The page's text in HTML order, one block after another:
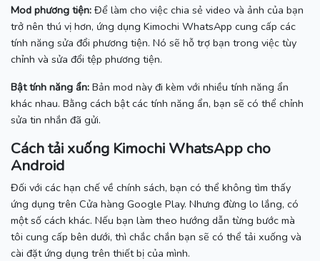
Mod phương tiện: Để làm cho việc chia sẻ video và ảnh của bạn
trở nên thú vị hơn, ứng dụng Kimochi WhatsApp cung cấp các
tính năng sửa đổi phương tiện. Nó sẽ hỗ trợ bạn trong việc tùy
chỉnh và sửa đổi tệp phương tiện.
Bật tính năng ẩn: Bản mod này đi kèm với nhiều tính năng ẩn
khác nhau. Bằng cách bật các tính năng ẩn, bạn sẽ có thể chỉnh
sửa tin nhắn đã gửi.
Cách tải xuống Kimochi WhatsApp cho
Android
Đối với các hạn chế về chính sách, bạn có thể không tìm thấy
ứng dụng trên Cửa hàng Google Play. Nhưng đừng lo lắng, có
một số cách khác. Nếu bạn làm theo hướng dẫn từng bước mà
tôi cung cấp bên dưới, thì chắc chắn bạn sẽ có thể tải xuống và
cài đặt ứng dụng trên thiết bị của mình.